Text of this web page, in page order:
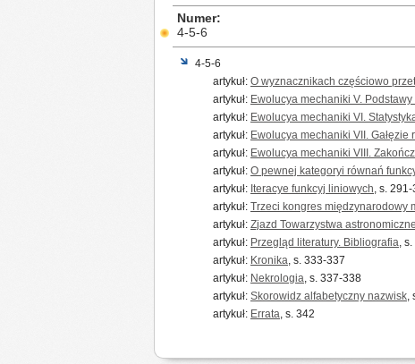
Numer
4-5-6
4-5-6
artykuł: O wyznacznikach częściowo
artykuł: Ewolucya mechaniki V.
artykuł: Ewolucya mechaniki VI.
artykuł: Ewolucya mechaniki VII.
artykuł: Ewolucya mechaniki VIII.
artykuł: O pewnej kategoryi równań
artykuł: Iteracye funkcyj liniowych, s. 291-
artykuł: Trzeci kongres międzynarodowy
artykuł: Zjazd Towarzystwa
artykuł: Przegląd literatury. Bibliografia,
artykuł: Kronika, s. 333-337
artykuł: Nekrologia, s. 337-338
artykuł: Skorowidz alfabetyczny nazwisk,
artykuł: Errata, s. 342